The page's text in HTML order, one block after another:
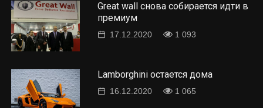
Great wall снова собирается идти в
премиум
17.12.2020 1 093
Lamborghini остается дома
16.12.2020 1 065